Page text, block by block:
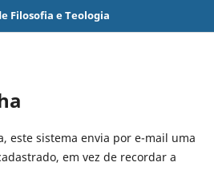
Filosofia e Teologia
este sistema envia por e-mail uma
em vez de recordar a